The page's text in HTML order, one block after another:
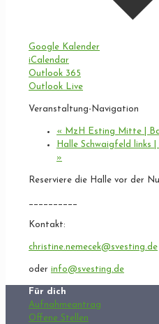
Google Kalender
iCalendar
Outlook 365
Outlook Live
Veranstaltung-Navigation
« MzH Esting Mitte |
Halle Schwaigfeld links
»
Reserviere die Halle vor der
__________
Kontakt:
christine.nemecek@svesting.de
oder info@svesting.de
Für dich
Aufnahmeantrag
Offene Stellen